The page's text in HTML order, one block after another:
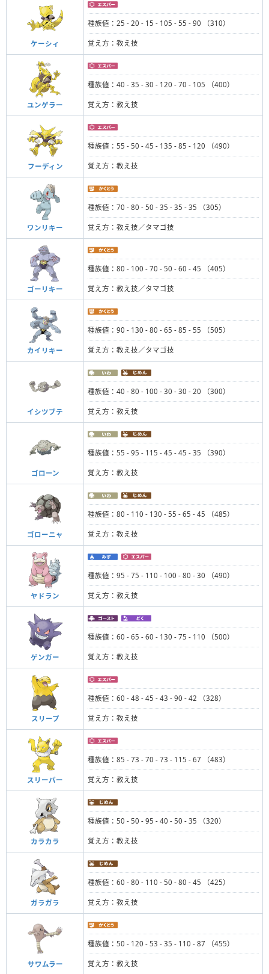
ケーシィ
種族値：25 - 20 - 15 - 105 - 55 - 90 （310）
覚え方：教え技
ユンゲラー
種族値：40 - 35 - 30 - 120 - 70 - 105 （400）
覚え方：教え技
フーディン
種族値：55 - 50 - 45 - 135 - 85 - 120 （490）
覚え方：教え技
ワンリキー
種族値：70 - 80 - 50 - 35 - 35 - 35 （305）
覚え方：教え技／タマゴ技
ゴーリキー
種族値：80 - 100 - 70 - 50 - 60 - 45 （405）
覚え方：教え技／タマゴ技
カイリキー
種族値：90 - 130 - 80 - 65 - 85 - 55 （505）
覚え方：教え技／タマゴ技
イシツブテ
種族値：40 - 80 - 100 - 30 - 30 - 20 （300）
覚え方：教え技
ゴローン
種族値：55 - 95 - 115 - 45 - 45 - 35 （390）
覚え方：教え技
ゴローニャ
種族値：80 - 110 - 130 - 55 - 65 - 45 （485）
覚え方：教え技
ヤドラン
種族値：95 - 75 - 110 - 100 - 80 - 30 （490）
覚え方：教え技
ゲンガー
種族値：60 - 65 - 60 - 130 - 75 - 110 （500）
覚え方：教え技
スリープ
種族値：60 - 48 - 45 - 43 - 90 - 42 （328）
覚え方：教え技
スリーパー
種族値：85 - 73 - 70 - 73 - 115 - 67 （483）
覚え方：教え技
カラカラ
種族値：50 - 50 - 95 - 40 - 50 - 35 （320）
覚え方：教え技
ガラガラ
種族値：60 - 80 - 110 - 50 - 80 - 45 （425）
覚え方：教え技
サワムラー
種族値：50 - 120 - 53 - 35 - 110 - 87 （455）
覚え方：教え技